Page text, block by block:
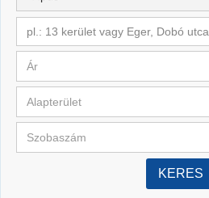
pl.: 13 kerület vagy Eger, Dobó utca
KERES